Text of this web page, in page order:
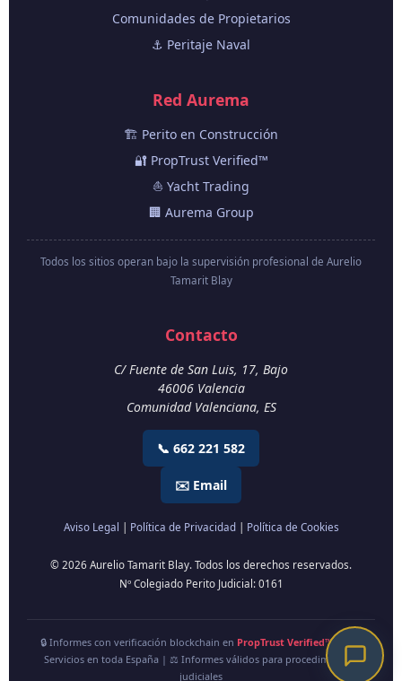
Comunidades de Propietarios
⚓ Peritaje Naval
Red Aurema
🏗️ Perito en Construcción
🔐 PropTrust Verified™
⛵ Yacht Trading
🏢 Aurema Group
Todos los sitios operan bajo la supervisión profesional de Aurelio
Tamarit Blay
Contacto
C/ Fuente de San Luis, 17, Bajo
46006 Valencia
Comunidad Valenciana, ES
📞 662 221 582
✉️ Email
Aviso Legal Política de Privacidad Política de Cookies
© 2026 Aurelio Tamarit Blay. Todos los derechos reservados.
Nº Colegiado Perito Judicial: 0161
🔒 Informes con verificación blockchain en PropTrust Verified™| 🇪🇸
Servicios en toda España | ⚖️ Informes válidos para procedimientos
judiciales